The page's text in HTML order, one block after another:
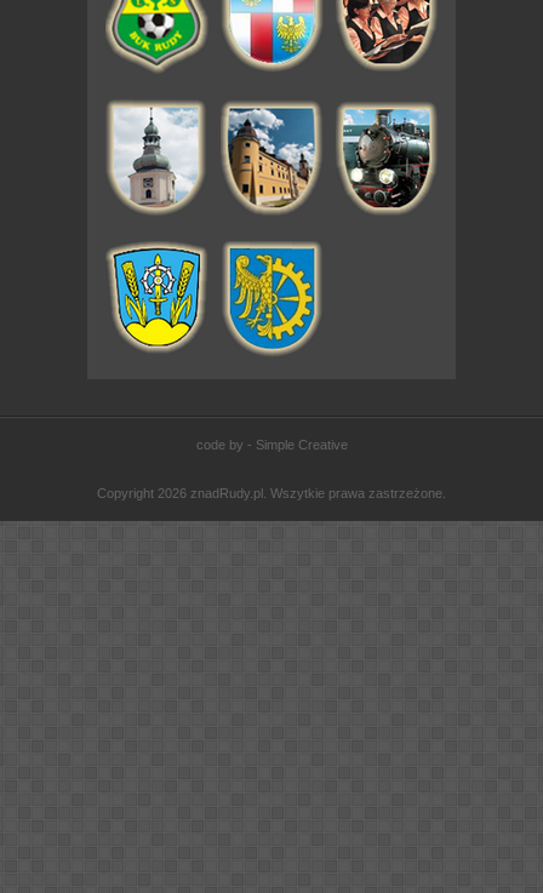
code by - Simple Creative
Copyright 2026 znadRudy.pl. Wszytkie prawa zastrzeżone.